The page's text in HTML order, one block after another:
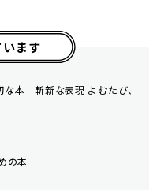
ます
な本 斬新な表現 よむたび、
の本